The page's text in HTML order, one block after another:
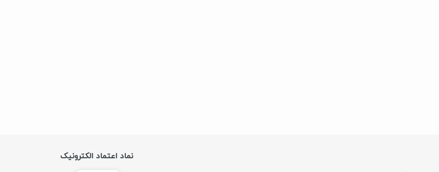
نماد اعتماد الکترونیک